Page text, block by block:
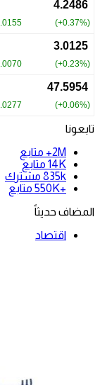
تابعونا
2M+
متابع
14K متابع
835k مشترك
+550K
متابع
المضاف حديثاً
اقتصاد